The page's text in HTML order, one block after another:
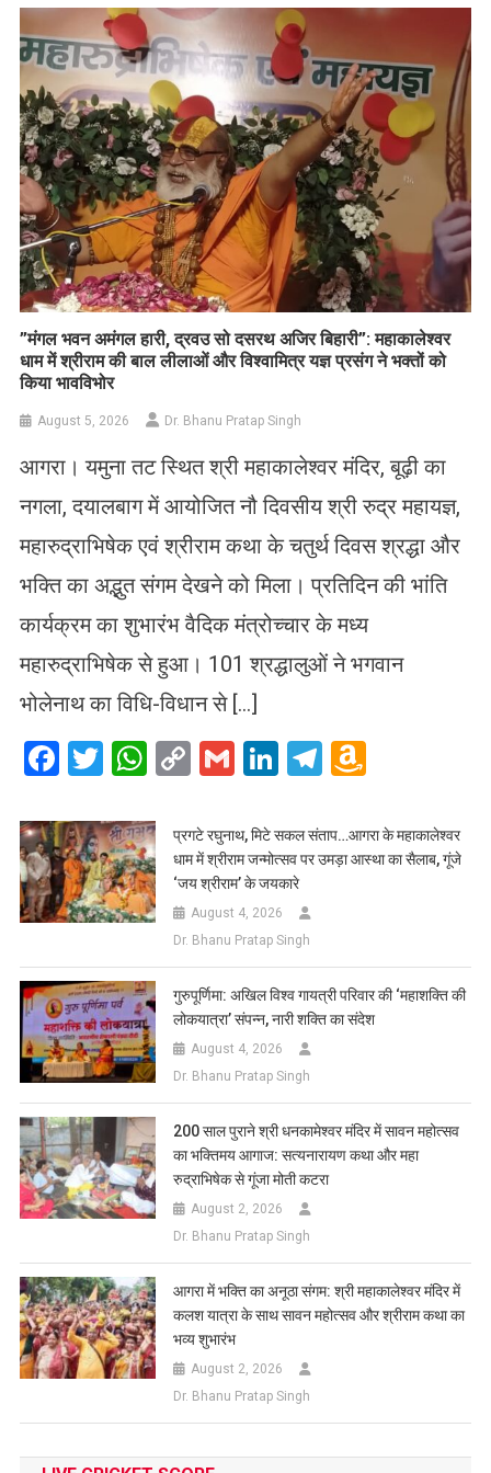
List
​”मंगल भवन अमंगल हारी, द्रवउ सो दसरथ अजिर बिहारी”: महाकालेश्वर
धाम में श्रीराम की बाल लीलाओं और विश्वामित्र यज्ञ प्रसंग ने भक्तों को
किया भावविभोर
August 5, 2026 Dr. Bhanu Pratap Singh
आगरा। यमुना तट स्थित श्री महाकालेश्वर मंदिर, बूढ़ी का
नगला, दयालबाग में आयोजित नौ दिवसीय श्री रुद्र महायज्ञ,
महारुद्राभिषेक एवं श्रीराम कथा के चतुर्थ दिवस श्रद्धा और
भक्ति का अद्भुत संगम देखने को मिला। प्रतिदिन की भांति
कार्यक्रम का शुभारंभ वैदिक मंत्रोच्चार के मध्य
महारुद्राभिषेक से हुआ। 101 श्रद्धालुओं ने भगवान
भोलेनाथ का विधि-विधान से […]
Facebook
Twitter
WhatsApp
CopyGmailLinkedIn
Telegram
List
प्रगटे रघुनाथ, मिटे सकल संताप…आगरा के महाकालेश्वर
धाम में श्रीराम जन्मोत्सव पर उमड़ा आस्था का सैलाब, गूंजे
‘जय श्रीराम’ के जयकारे
August 4, 2026
Dr. Bhanu Pratap Singh
गुरुपूर्णिमा: अखिल विश्व गायत्री परिवार की ‘महाशक्ति की
लोकयात्रा’ संपन्न, नारी शक्ति का संदेश
August 4, 2026
Dr. Bhanu Pratap Singh
200 साल पुराने श्री धनकामेश्वर मंदिर में सावन महोत्सव
का भक्तिमय आगाज: सत्यनारायण कथा और महा
रुद्राभिषेक से गूंजा मोती कटरा
August 2, 2026
Dr. Bhanu Pratap Singh
आगरा में भक्ति का अनूठा संगम: श्री महाकालेश्वर मंदिर में
कलश यात्रा के साथ सावन महोत्सव और श्रीराम कथा का
भव्य शुभारंभ
August 2, 2026
Dr. Bhanu Pratap Singh